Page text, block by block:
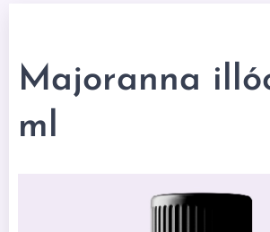
Majoranna
ml